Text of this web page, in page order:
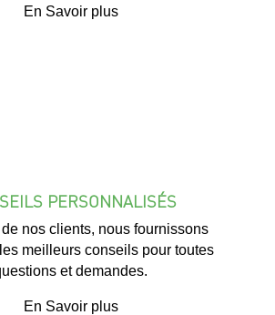
En Savoir plus
PERSONNALISÉS
de nos clients, nous fournissons
meilleurs conseils pour toutes
et demandes.
En Savoir plus